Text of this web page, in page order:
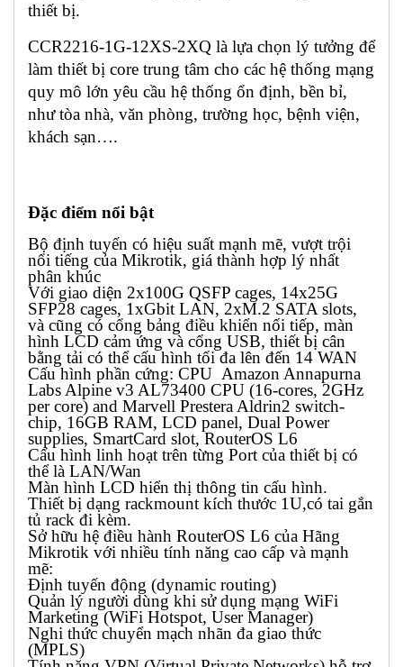
thiết bị.
CCR2216-1G-12XS-2XQ là lựa chọn lý tưởng để
làm thiết bị core trung tâm cho các hệ thống mạng
quy mô lớn yêu cầu hệ thống ổn định, bền bỉ,
như tòa nhà, văn phòng, trường học, bệnh viện,
khách sạn….
Đặc điểm nổi bật
Bộ định tuyến có hiệu suất mạnh mẽ, vượt trội
nổi tiếng của Mikrotik, giá thành hợp lý nhất
phân khúc
Với giao diện 2x100G QSFP cages, 14x25G
SFP28 cages, 1xGbit LAN, 2xM.2 SATA slots,
và cũng có cổng bảng điều khiển nối tiếp, màn
hình LCD cảm ứng và cổng USB, thiết bị cân
bằng tải có thể cấu hình tối đa lên đến 14 WAN
Cấu hình phần cứng: CPU Amazon Annapurna
Labs Alpine v3 AL73400 CPU (16-cores, 2GHz
per core) and Marvell Prestera Aldrin2 switch-
chip, 16GB RAM, LCD panel, Dual Power
supplies, SmartCard slot, RouterOS L6
Cấu hình linh hoạt trên từng Port của thiết bị có
thể là LAN/Wan
Màn hình LCD hiển thị thông tin cấu hình.
Thiết bị dạng rackmount kích thước 1U,có tai gắn
tủ rack đi kèm.
Sở hữu hệ điều hành RouterOS L6 của Hãng
Mikrotik với nhiều tính năng cao cấp và mạnh
mẽ:
Định tuyến động (dynamic routing)
Quản lý người dùng khi sử dụng mạng WiFi
Marketing (WiFi Hotspot, User Manager)
Nghi thức chuyển mạch nhãn đa giao thức
(MPLS)